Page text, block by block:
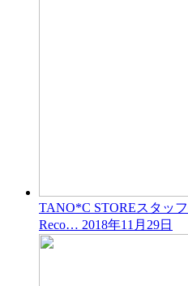
TANO*C STOREスタッ
Reco… 2018年11月29日